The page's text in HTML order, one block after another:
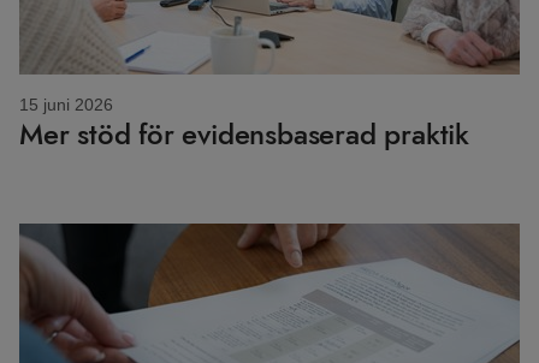
15 juni 2026
Mer stöd för evidensbaserad praktik